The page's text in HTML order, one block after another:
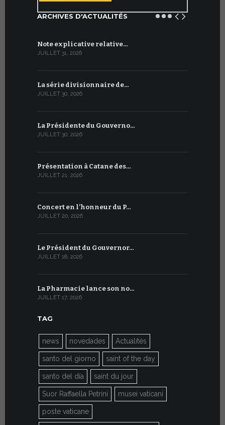
ARCHIVES D'ACTUALITÉS
Note explicative relative…
JUILLET 31, 2026
La série divisionnaire de…
JUILLET 30, 2026
La Présidente du Gouverno…
JUILLET 30, 2026
Présentation à Catane des…
JUILLET 21, 2026
Concert en l’honneur du P…
JUILLET 20, 2026
Le Président du Gouvernor…
JUILLET 18, 2026
La Pharmacie lance son no…
JUILLET 17, 2026
TAG
news novedades Actualités
santo del giorno saint of the day
santo del día saint du jour
Suor Raffaella Petrini musei vaticani
poste vaticane